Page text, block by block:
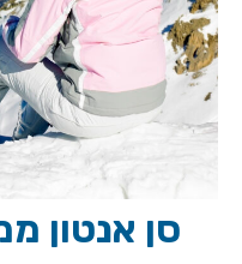
סן אנטון